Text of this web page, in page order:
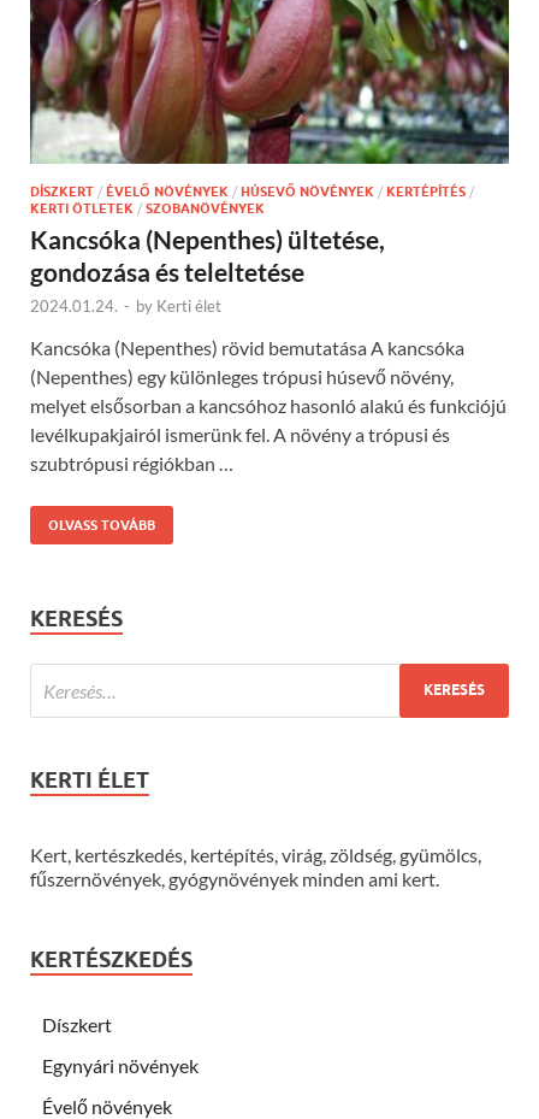
DÍSZKERT / ÉVELŐ NÖVÉNYEK / HÚSEVŐ NÖVÉNYEK / KERTÉPÍTÉS /
KERTI ÖTLETEK / SZOBANÖVÉNYEK
Kancsóka (Nepenthes) ültetése,
gondozása és teleltetése
2024.01.24. - by Kerti élet
Kancsóka (Nepenthes) rövid bemutatása A kancsóka
(Nepenthes) egy különleges trópusi húsevő növény,
melyet elsősorban a kancsóhoz hasonló alakú és funkciójú
levélkupakjairól ismerünk fel. A növény a trópusi és
szubtrópusi régiókban …
OLVASS TOVÁBB
KERESÉS
KERTI ÉLET
Kert, kertészkedés, kertépítés, virág, zöldség, gyümölcs,
fűszernövények, gyógynövények minden ami kert.
KERTÉSZKEDÉS
Díszkert
Egynyári növények
Évelő növények